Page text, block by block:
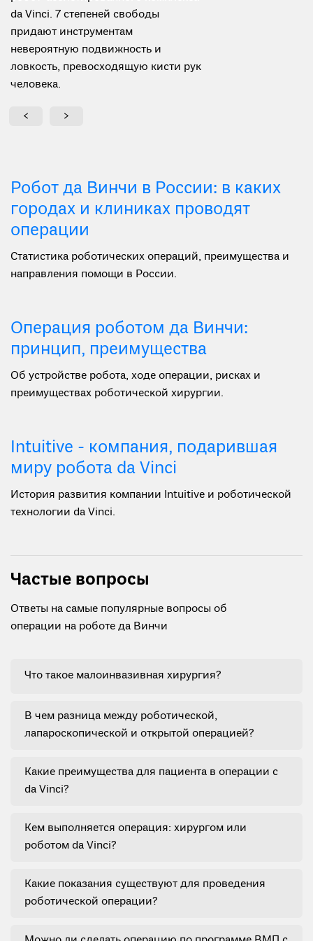
da Vinci. 7 степеней свободы
придают инструментам
невероятную подвижность и
ловкость, превоcходящую кисти рук
человека.
система масштабирует движения
рук и передает их на бранши
инструментов с точностью,
превышающую точность
человеческой руки.
разрезов, заметных шрамов,
значительно снизить боль и
дискомфорт, ускорить период
реабилитации и восстановления.
риск послеоперационных
осложнений и травм здоровых
тканей.
Робот да Винчи в России: в каких
городах и клиниках проводят
операции
Статистика роботических операций, преимущества и
направления помощи в России.
Операция роботом да Винчи:
принцип, преимущества
Об устройстве робота, ходе операции, рисках и
преимуществах роботической хирургии.
Intuitive - компания, подарившая
миру робота da Vinci
История развития компании Intuitive и роботической
технологии da Vinci.
Частые вопросы
Ответы на самые популярные вопросы об
операции на роботе да Винчи
Что такое малоинвазивная хирургия?
В чем разница между роботической,
лапароскопической и открытой операцией?
Какие преимущества для пациента в операции с
da Vinci?
Кем выполняется операция: хирургом или
роботом da Vinci?
Какие показания существуют для проведения
роботической операции?